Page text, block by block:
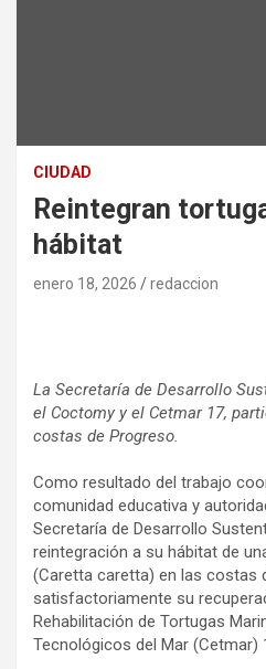
CIUDAD
Reintegran
hábitat
enero 18, 2026 redaccion
La Secretaría de Desarrollo
el Coctomy y el Cetmar 17,
costas de Progreso.
Como resultado del trabajo
comunidad educativa y
Secretaría de Desarrollo
reintegración a su hábitat de
(Caretta caretta) en las costas
satisfactoriamente su
Rehabilitación de Tortugas
Tecnológicos del Mar (Cetmar)